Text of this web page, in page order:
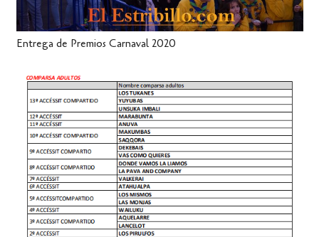
Entrega de Premios Carnaval 2020